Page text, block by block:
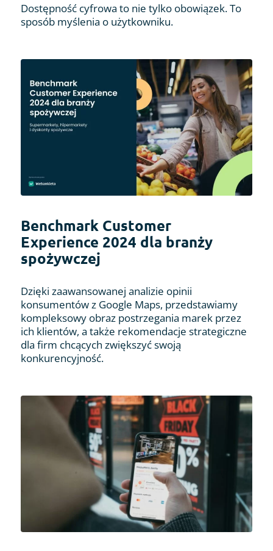
Dostępność cyfrowa to nie tylko obowiązek. To
sposób myślenia o użytkowniku.
Benchmark Customer
Experience 2024 dla branży
spożywczej
Dzięki zaawansowanej analizie opinii
konsumentów z Google Maps, przedstawiamy
kompleksowy obraz postrzegania marek przez
ich klientów, a także rekomendacje strategiczne
dla firm chcących zwiększyć swoją
konkurencyjność.